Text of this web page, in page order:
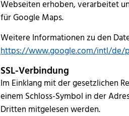
Webseiten erhoben, verarbeitet
für Google Maps.
Weitere Informationen zu den
https://www.google.com/intl/de/
SSL-Verbindung
Im Einklang mit der gesetzlichen
einem Schloss-Symbol in der
Dritten mitgelesen werden.